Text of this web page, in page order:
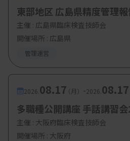
東部地区 広島県精度管理
主催 : 広島県臨床検査技師会
開催場所 : 広島県
管理運営
2026. 08.17（月） -2026. 08.17
多職種公開講座 手話講習
主催 : 大阪府臨床検査技師会
開催場所 : 大阪府